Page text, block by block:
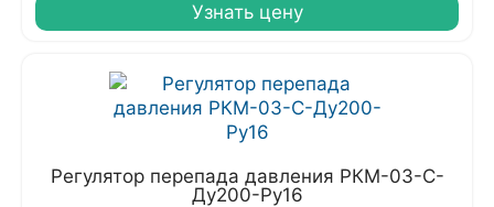
Узнать цену
Регулятор перепада давления РКМ-03-С-
Ду200-Ру16